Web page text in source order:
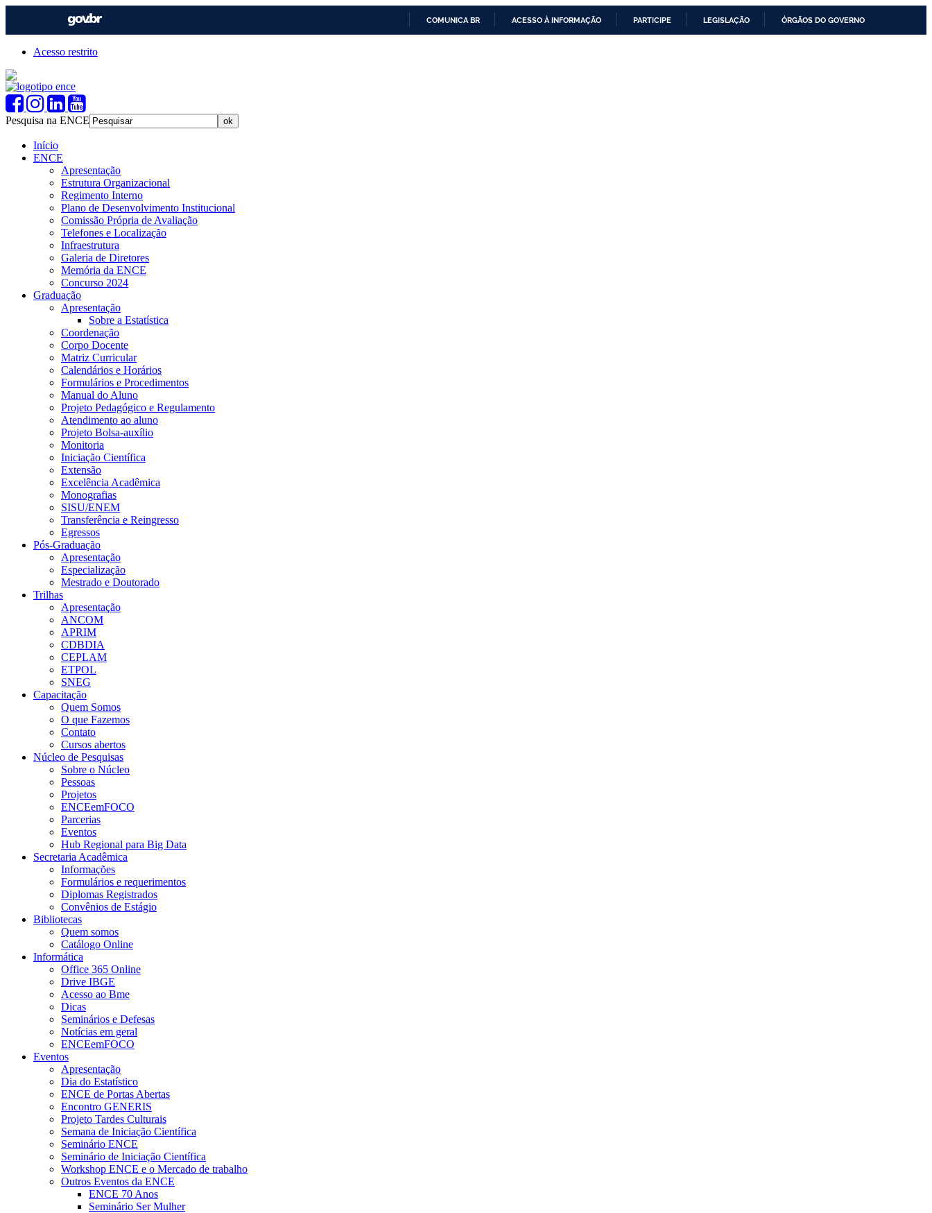
COMUNICA BR ACESSO À INFORMAÇÃO PARTICIPE LEGISLAÇÃO ÓRGÃOS DO GOVERNO
Acesso restrito
Pesquisa na ENCE
Início
ENCE
Apresentação
Estrutura Organizacional
Regimento Interno
Plano de Desenvolvimento Institucional
Comissão Própria de Avaliação
Telefones e Localização
Infraestrutura
Galeria de Diretores
Memória da ENCE
Concurso 2024
Graduação
Apresentação
Sobre a Estatística
Coordenação
Corpo Docente
Matriz Curricular
Calendários e Horários
Formulários e Procedimentos
Manual do Aluno
Projeto Pedagógico e Regulamento
Atendimento ao aluno
Projeto Bolsa-auxílio
Monitoria
Iniciação Científica
Extensão
Excelência Acadêmica
Monografias
SISU/ENEM
Transferência e Reingresso
Egressos
Pós-Graduação
Apresentação
Especialização
Mestrado e Doutorado
Trilhas
Apresentação
ANCOM
APRIM
CDBDIA
CEPLAM
ETPOL
SNEG
Capacitação
Quem Somos
O que Fazemos
Contato
Cursos abertos
Núcleo de Pesquisas
Sobre o Núcleo
Pessoas
Projetos
ENCEemFOCO
Parcerias
Eventos
Hub Regional para Big Data
Secretaria Acadêmica
Informações
Formulários e requerimentos
Diplomas Registrados
Convênios de Estágio
Bibliotecas
Quem somos
Catálogo Online
Informática
Office 365 Online
Drive IBGE
Acesso ao Bme
Dicas
Seminários e Defesas
Notícias em geral
ENCEemFOCO
Eventos
Apresentação
Dia do Estatístico
ENCE de Portas Abertas
Encontro GENERIS
Projeto Tardes Culturais
Semana de Iniciação Científica
Seminário ENCE
Seminário de Iniciação Científica
Workshop ENCE e o Mercado de trabalho
Outros Eventos da ENCE
ENCE 70 Anos
Seminário Ser Mulher